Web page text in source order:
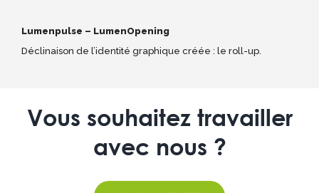
Lumenpulse – LumenOpening
Déclinaison de l’identité graphique créée : le roll-up.
Vous souhaitez travailler
avec nous ?